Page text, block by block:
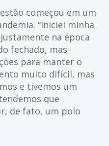
começou em um
“Iniciei minha
na época
fechado, mas
para manter o
muito difícil, mas
e tivemos um
que
de fato, um polo